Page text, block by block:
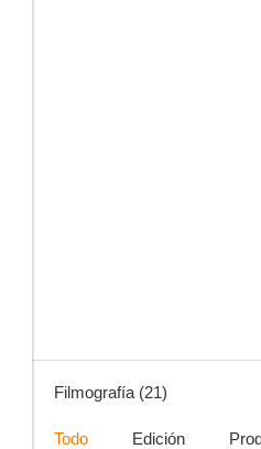
Filmografía (21)
Todo Edición